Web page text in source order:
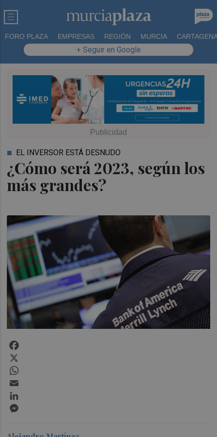
FORO PLAZA EMPRESAS REGIÓN MURCIA
+ Seguir en Google
¿Cómo será 2023, según los
más grandes?
EL INVERSOR ESTÁ DESNUDO